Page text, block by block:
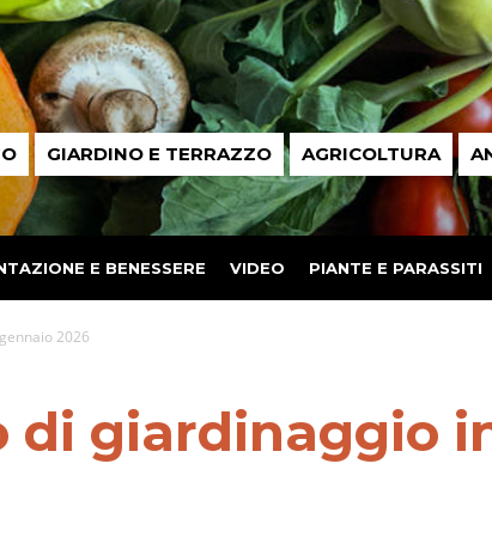
GIARDINO E TERRAZZO AGRICOLTURA
E BENESSERE VIDEO PIANTE E PARASSITI
2026
di giardinaggio